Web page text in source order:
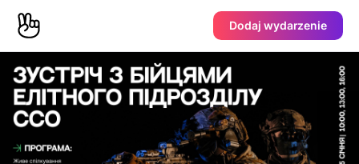
Dodaj wydarzenie